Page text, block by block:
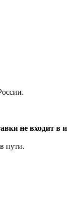
не входит в
пути.